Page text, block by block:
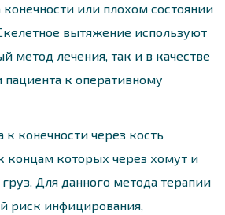
или плохом состоянии
вытяжение используют
метод лечения, так и в качестве
пациента к оперативному
конечности через кость
концам которых через хомут и
Для данного метода терапии
риск инфицирования,